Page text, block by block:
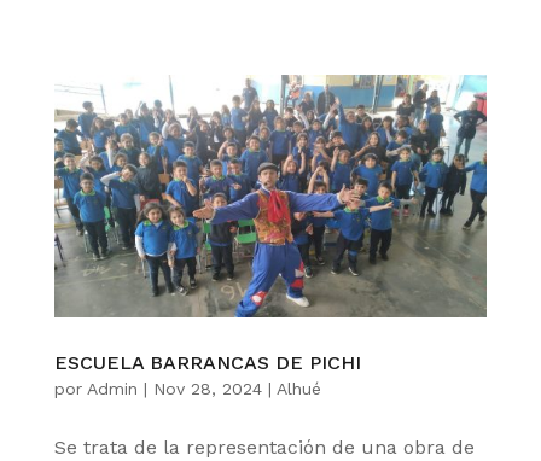
ESCUELA BARRANCAS DE PICHI
por Admin | Nov 28, 2024| Alhué
Se trata de la representación de una obra de